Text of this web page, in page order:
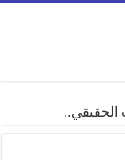
الحقيقي..